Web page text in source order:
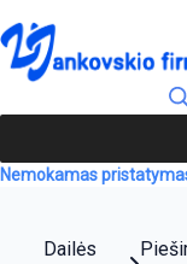
Nemokamas
Dailės